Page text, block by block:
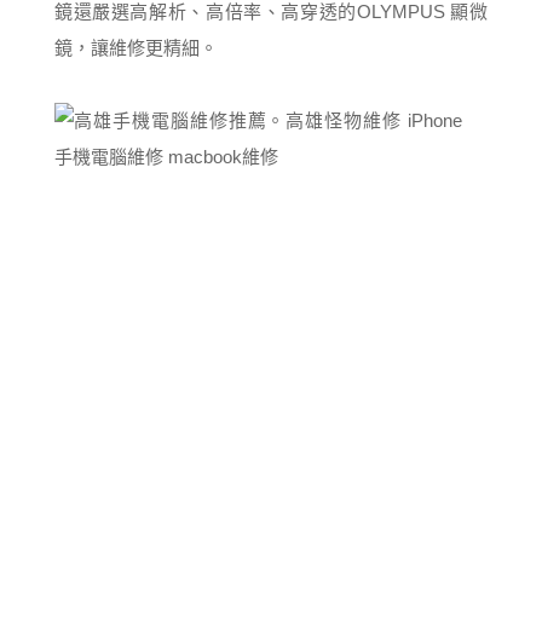
鏡還嚴選高解析、高倍率、高穿透的OLYMPUS 顯微
鏡，讓維修更精細。